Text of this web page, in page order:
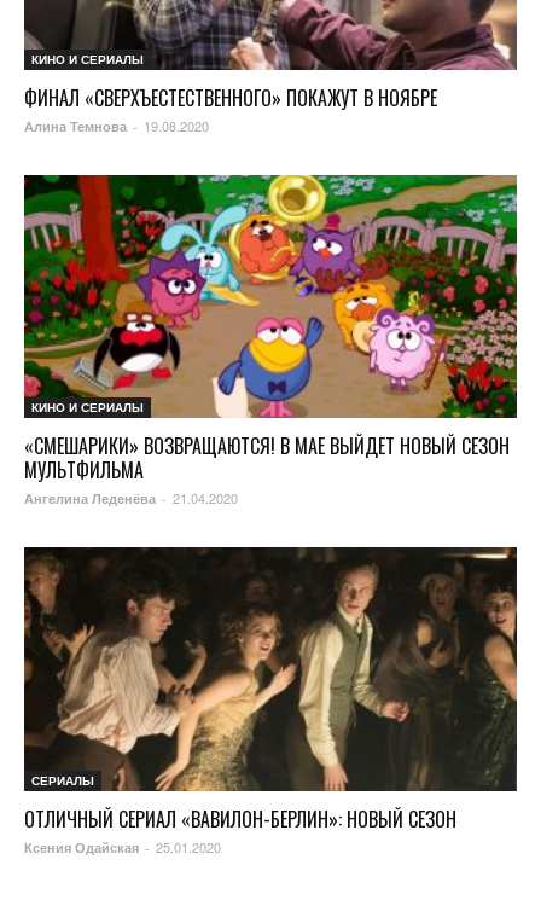
КИНО И СЕРИАЛЫ
ФИНАЛ «СВЕРХЪЕСТЕСТВЕННОГО» ПОКАЖУТ В НОЯБРЕ
Алина Темнова - 19.08.2020
КИНО И СЕРИАЛЫ
«СМЕШАРИКИ» ВОЗВРАЩАЮТСЯ! В МАЕ ВЫЙДЕТ НОВЫЙ СЕЗОН
МУЛЬТФИЛЬМА
Ангелина Леденёва - 21.04.2020
СЕРИАЛЫ
ОТЛИЧНЫЙ СЕРИАЛ «ВАВИЛОН-БЕРЛИН»: НОВЫЙ СЕЗОН
Ксения Одайская - 25.01.2020